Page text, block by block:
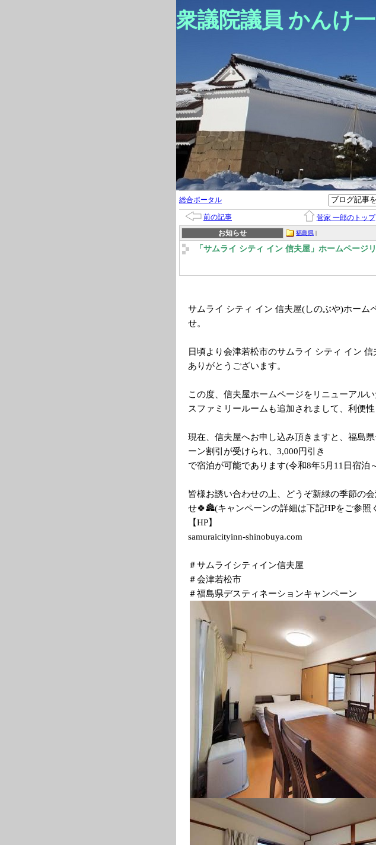
衆議院議員 かんけ
総合ポータル
前の記事 菅家 一郎のトップ
お知らせ
福島県 |
「サムライ シティ イン 信夫屋」ホームページ
サムライ シティ イン 信夫屋(しのぶや)ホーム
せ。
日頃より会津若松市のサムライ シティ イン
ありがとうございます。
この度、信夫屋ホームページをリニューアル
スファミリールームも追加されまして、利便
現在、信夫屋へお申し込み頂きますと、福島
ーン割引が受けられ、3,000円引き
で宿泊が可能であります(令和8年5月11日宿泊
皆様お誘い合わせの上、どうぞ新緑の季節の
せ🍀🏯(キャンペーンの詳細は下記HPをご参照
【HP】
samuraicityinn-shinobuya.com
＃サムライシティイン信夫屋
＃会津若松市
＃福島県デスティネーションキャンペーン